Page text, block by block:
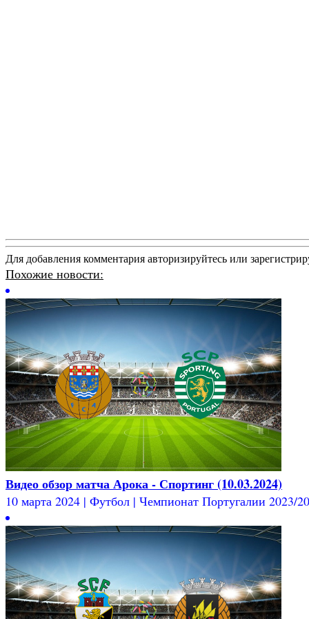
Для добавления комментария авторизируйтесь или
Похожие новости:
Видео обзор матча Арока - Спортинг (10.03.2024)
10 марта 2024 | Футбол | Чемпионат Португалии 2023/